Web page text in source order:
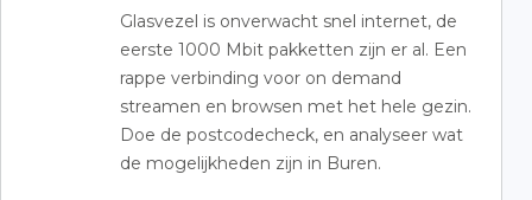
Glasvezel is onverwacht snel internet, de
eerste 1000 Mbit pakketten zijn er al. Een
rappe verbinding voor on demand
streamen en browsen met het hele gezin.
Doe de postcodecheck, en analyseer wat
de mogelijkheden zijn in Buren.